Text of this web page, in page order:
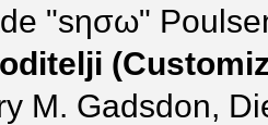
"sησω"
M. Gadsdon,